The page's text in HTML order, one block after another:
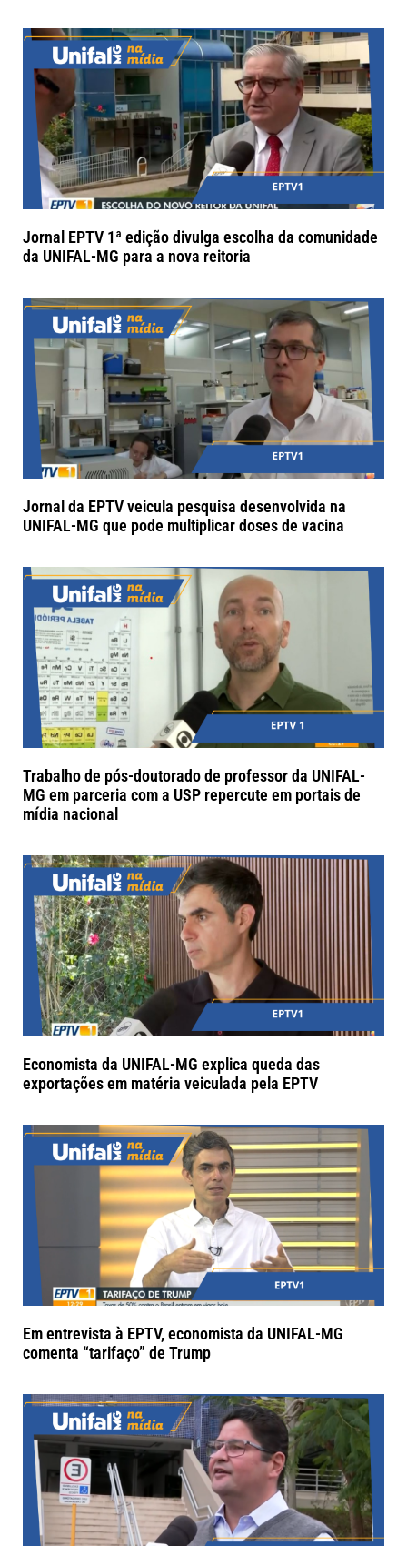
Jornal EPTV 1ª edição divulga escolha da comunidade
da UNIFAL-MG para a nova reitoria
Jornal da EPTV veicula pesquisa desenvolvida na
UNIFAL-MG que pode multiplicar doses de vacina
Trabalho de pós-doutorado de professor da UNIFAL-
MG em parceria com a USP repercute em portais de
mídia nacional
Economista da UNIFAL-MG explica queda das
exportações em matéria veiculada pela EPTV
Em entrevista à EPTV, economista da UNIFAL-MG
comenta “tarifaço” de Trump